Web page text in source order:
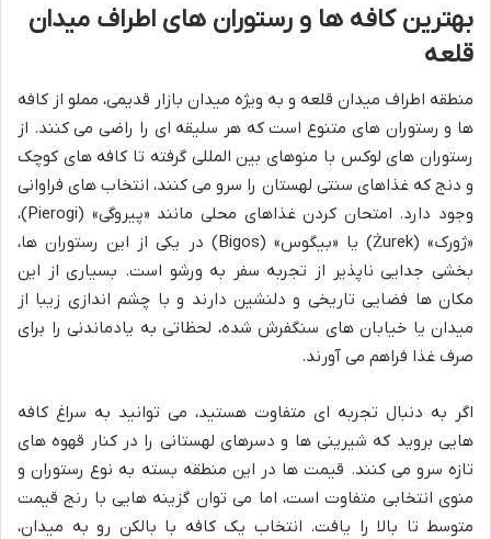
بهترین کافه ها و رستوران های اطراف میدان
قلعه
منطقه اطراف میدان قلعه و به ویژه میدان بازار قدیمی، مملو از کافه
ها و رستوران های متنوع است که هر سلیقه ای را راضی می کنند. از
رستوران های لوکس با منوهای بین المللی گرفته تا کافه های کوچک
و دنج که غذاهای سنتی لهستان را سرو می کنند، انتخاب های فراوانی
وجود دارد. امتحان کردن غذاهای محلی مانند «پیروگی» (Pierogi)،
«ژورک» (Żurek) یا «بیگوس» (Bigos) در یکی از این رستوران ها،
بخشی جدایی ناپذیر از تجربه سفر به ورشو است. بسیاری از این
مکان ها فضایی تاریخی و دلنشین دارند و با چشم اندازی زیبا از
میدان یا خیابان های سنگفرش شده، لحظاتی به یادماندنی را برای
صرف غذا فراهم می آورند.
اگر به دنبال تجربه ای متفاوت هستید، می توانید به سراغ کافه
هایی بروید که شیرینی ها و دسرهای لهستانی را در کنار قهوه های
تازه سرو می کنند. قیمت ها در این منطقه بسته به نوع رستوران و
منوی انتخابی متفاوت است، اما می توان گزینه هایی با رنج قیمت
متوسط تا بالا را یافت. انتخاب یک کافه با بالکن رو به میدان،